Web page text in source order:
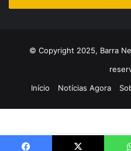
de
© Copyright 2025, Barra
Início
Notícias Agora
Mapa